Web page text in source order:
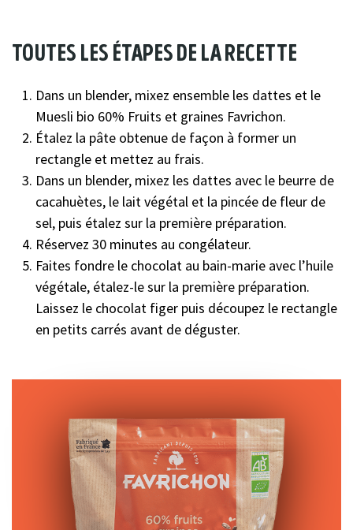
toutes les étapes de la recette
Dans un blender, mixez ensemble les dattes et le
Muesli bio 60% Fruits et graines Favrichon.
Étalez la pâte obtenue de façon à former un
rectangle et mettez au frais.
Dans un blender, mixez les dattes avec le beurre de
cacahuètes, le lait végétal et la pincée de fleur de
sel, puis étalez sur la première préparation.
Réservez 30 minutes au congélateur.
Faites fondre le chocolat au bain-marie avec l’huile
végétale, étalez-le sur la première préparation.
Laissez le chocolat figer puis découpez le rectangle
en petits carrés avant de déguster.